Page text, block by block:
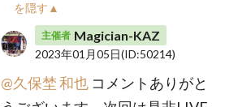
を隠す▲
主催者 Magician-KAZ
2023年01月05日(ID:50214)
@久保埜 和也 コメントありがと